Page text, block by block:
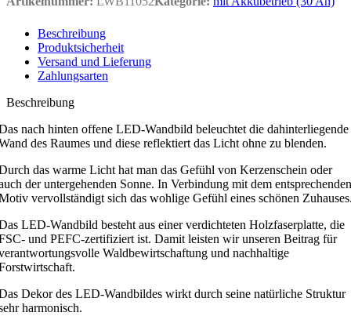
Beschreibung
Produktsicherheit
Versand und Lieferung
Zahlungsarten
Beschreibung
nach hinten offene LED-Wandbild beleuchtet die dahinterliegende
des Raumes und diese reflektiert das Licht ohne zu blenden.
das warme Licht hat man das Gefühl von Kerzenschein oder
der untergehenden Sonne. In Verbindung mit dem entsprechenden
vervollständigt sich das wohlige Gefühl eines schönen
LED-Wandbild besteht aus einer verdichteten Holzfaserplatte, die
und PEFC-zertifiziert ist. Damit leisten wir unseren Beitrag für
Waldbewirtschaftung und nachhaltige
Dekor des LED-Wandbildes wirkt durch seine natürliche Struktur
harmonisch.